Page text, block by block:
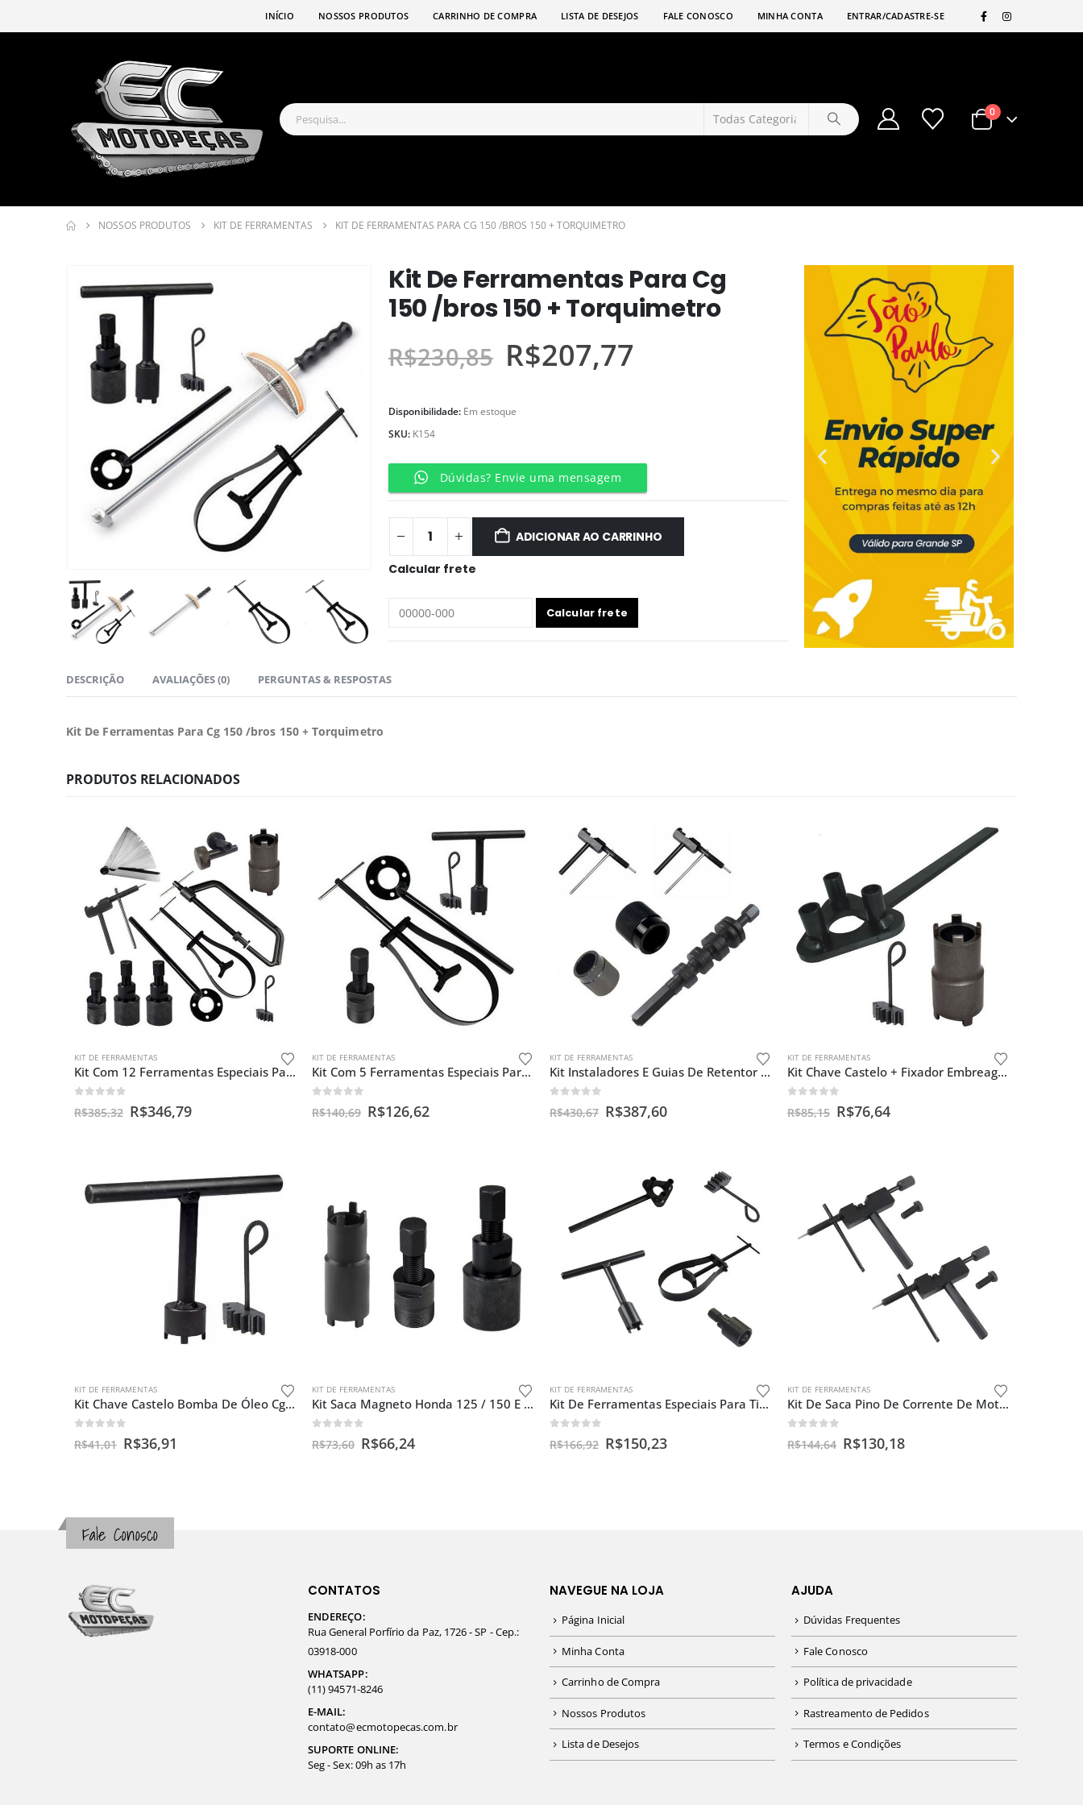
INÍCIO NOSSOS PRODUTOS CARRINHO DE COMPRA LISTA DE DESEJOS FALE CONOSCO MINHA CONTA ENTRAR/CADASTRE-SE
0
NOSSOS PRODUTOS KIT DE FERRAMENTAS KIT DE FERRAMENTAS PARA CG 150 /BROS 150 + TORQUIMETRO
Kit De Ferramentas Para Cg
150 /bros 150 + Torquimetro
R$230,85 R$207,77
Disponibilidade: Em estoque
SKU: K154
Dúvidas? Envie uma mensagem
ADICIONAR AO CARRINHO
Calcular frete
DESCRIÇÃO AVALIAÇÕES (0) PERGUNTAS & RESPOSTAS
Kit De Ferramentas Para Cg 150 /bros 150 + Torquimetro
PRODUTOS RELACIONADOS
KIT DE FERRAMENTAS
Kit Com 12 Ferramentas Especiais Para Motos 1º Linha
R$385,32 R$346,79
KIT DE FERRAMENTAS
Kit Com 5 Ferramentas Especiais Para Biz 100 / Pop 100
R$140,69 R$126,62
KIT DE FERRAMENTAS
Kit Instaladores E Guias De Retentor Extrator Pino Corrente
R$430,67 R$387,60
KIT DE FERRAMENTAS
Kit Chave Castelo + Fixador Embreagem + Trava Filtro Cg 160
R$85,15 R$76,64
KIT DE FERRAMENTAS
Kit Chave Castelo Bomba De Óleo Cg 125 + Trava Embreagem
R$41,01 R$36,91
KIT DE FERRAMENTAS
Kit Saca Magneto Honda 125 / 150 E Castelo Dupla 20x24mm
R$73,60 R$66,24
KIT DE FERRAMENTAS
Kit De Ferramentas Especiais Para Titan 160 Cc
R$166,92 R$150,23
KIT DE FERRAMENTAS
Kit De Saca Pino De Corrente De Moto ( Par ) Com Retentor
R$144,64 R$130,18
Fale Conosco
CONTATOS
ENDEREÇO:
Rua General Porfírio da Paz, 1726 - SP - Cep.:
03918-000
WHATSAPP:
(11) 94571-8246
E-MAIL:
contato@ecmotopecas.com.br
SUPORTE ONLINE:
Seg - Sex: 09h as 17h
NAVEGUE NA LOJA
Página Inicial
Minha Conta
Carrinho de Compra
Nossos Produtos
Lista de Desejos
AJUDA
Dúvidas Frequentes
Fale Conosco
Política de privacidade
Rastreamento de Pedidos
Termos e Condições